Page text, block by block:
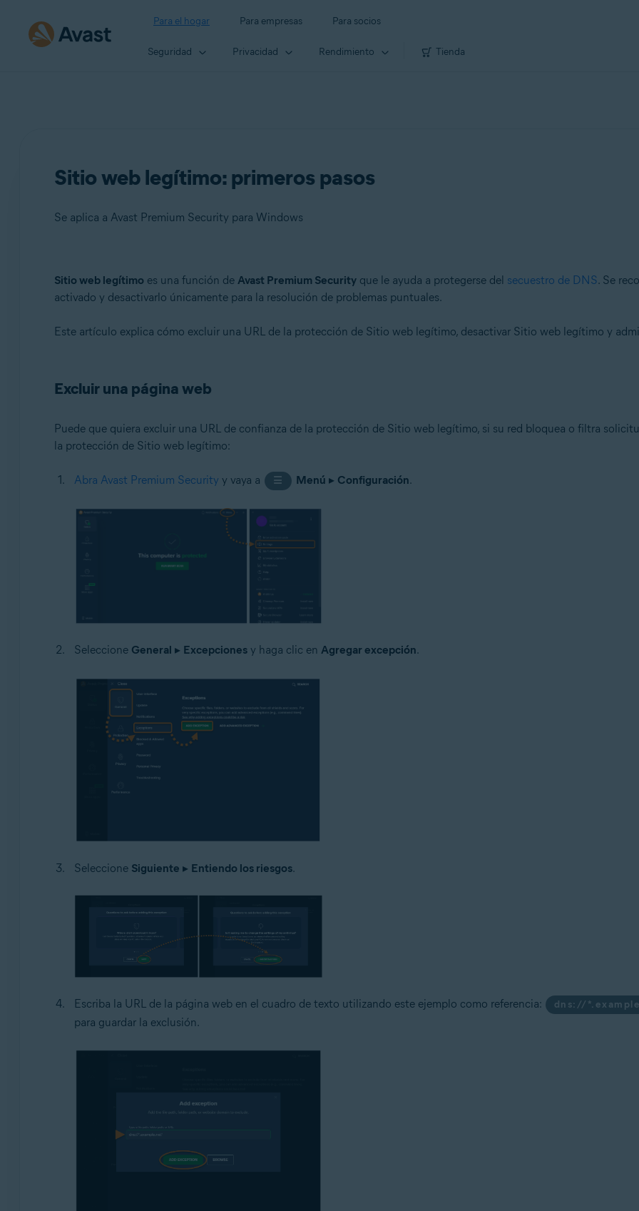
Para el hogar Para empresas Para socios
Seguridad Privacidad Rendimiento Tienda
Sitio web legítimo: primeros pasos
Se aplica a Avast Premium Security para Windows
Productos:
Avast Premium Security 24.x para Windows
Sistemas operativos:
Microsoft Windows 8.1/Pro/Enterprise - 32 o 64 bits
Sitio web legítimo es una función de Avast Premium Securityque le ayuda a protegerse del secuestro de DNS. Se
activado y desactivarlo únicamente para la resolución de problemas puntuales.
Este artículo explica cómo excluir una URL de la protección de Sitio web legítimo, desactivar Sitio web legítimo y
Excluir una página web
Puede que quiera excluir una URL de confianza de la protección de Sitio web legítimo, si su red bloquea o filtra
la protección de Sitio web legítimo:
Abra Avast Premium Security y vaya a ☰ Menú ▸ Configuración.
Seleccione General ▸ Excepcionesy haga clic en Agregar excepción.
Seleccione Siguiente ▸ Entiendo los riesgos.
Escriba la URL de la página web en el cuadro de texto utilizando este ejemplo como referencia: dns://
para guardar la exclusión.